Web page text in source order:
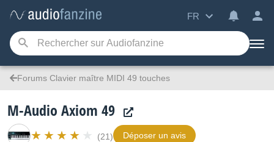
FR
Forums Clavier maître MIDI 49 touches
M-Audio Axiom 49
(21) Déposer un avis